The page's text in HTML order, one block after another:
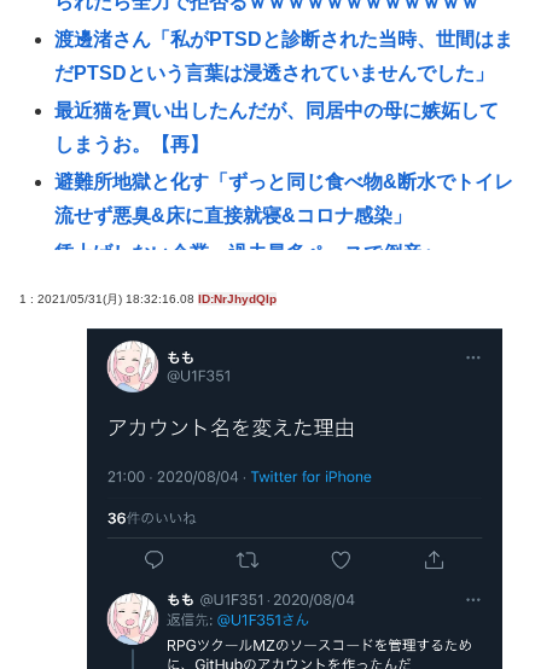
渡邊渚さん「私がPTSDと診断された当時、世間はま
だPTSDという言葉は浸透されていませんでした」
最近猫を買い出したんだが、同居中の母に嫉妬して
しまうお。【再】
避難所地獄と化す「ずっと同じ食べ物&断水でトイレ
流せず悪臭&床に直接就寝&コロナ感染」
賃上げしない企業 過去最多ペースで倒産へ
高橋名人が左手のバネを取るため手術を決意
チック症のゆうぽん、久々に見たらめっちゃ悪化し
てた…
して競艇に全ツッパwww
うんこ移植でピーナッツアレルギーを克服
【画像】ドイツの水着少女、14歳でこの発育具合
【悲報】日本、高市円安ホクホクなのに上半期の輸
一度でも"精神疾患"になったらお終い。壊れた脳を
元通りにする医療技術は無い。
1 : 2021/05/31(月) 18:32:16.08 ID:NrJhydQIp